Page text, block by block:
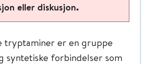
eller diskusjon.
tryptaminer er en gruppe
syntetiske forbindelser som